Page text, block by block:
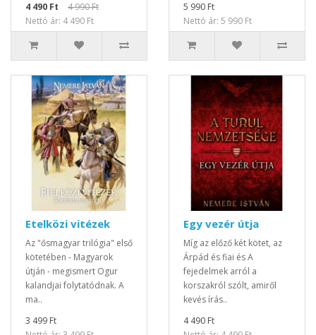
4 490 Ft
4 990 Ft
Nettó ár: 4 490 Ft
5 990 Ft
Nettó ár: 5 990 Ft
Etelközi vitézek
Az "ősmagyar trilógia" első
kötetében - Magyarok
útján - megismert Ogur
kalandjai folytatódnak. A
ma..
3 499 Ft
Egy vezér útja
Míg az előző két kötet, az
Árpád és fiai és A
fejedelmek arról a
korszakról szólt, amiről
kevés írás..
4 490 Ft